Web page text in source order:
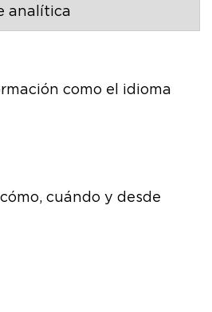
analítica
como el idioma
cuándo y desde